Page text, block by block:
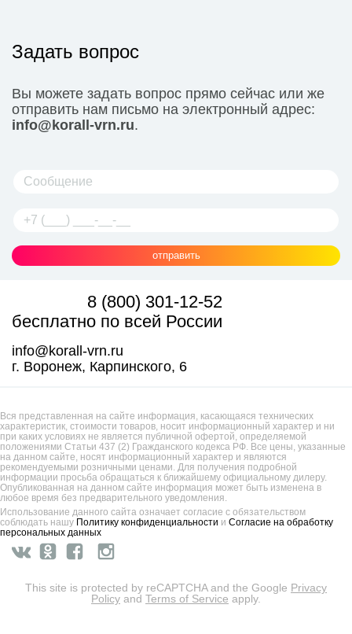
Задать вопрос
Вы можете задать вопрос прямо сейчас или же
отправить нам письмо на электронный адрес:
info@korall-vrn.ru.
отправить
8 (800) 301-12-52
бесплатно по всей России
info@korall-vrn.ru
г. Воронеж, Карпинского, 6
Вся представленная на сайте информация, касающаяся технических
характеристик, стоимости товаров, носит информационный характер и ни
при каких условиях не является публичной офертой, определяемой
положениями Статьи 437 (2) Гражданского кодекса РФ. Все цены, указанные
на данном сайте, носят информационный характер и являются
рекомендуемыми розничными ценами. Для получения подробной
информации просьба обращаться к ближайшему официальному дилеру.
Опубликованная на данном сайте информация может быть изменена в
любое время без предварительного уведомления.
Использование данного сайта означает согласие с обязательством
соблюдать нашу Политику конфиденциальности и Согласие на обработку
персональных данных
This site is protected by reCAPTCHA and the Google Privacy
Policy and Terms of Service apply.